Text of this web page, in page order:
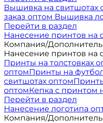
Вышивка на свитшотах
заказ оптом Вышивка
Перейти в раздел
Нанесение принтов на
Компания/
Нанесение принтов на
Принты на толстовках
оптомПринты на
свитшотах оптом
оптомКепка с принтом
Перейти в раздел
Нанесение логотипа
Компания/